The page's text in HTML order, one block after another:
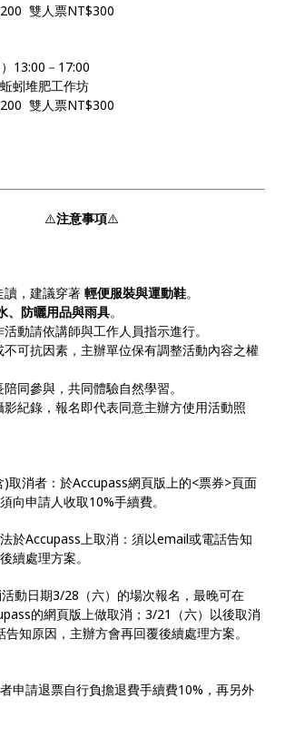
雙人票NT$300
13:00－17:00
蚓堆肥工作坊
雙人票NT$300
⚠️注意事項⚠️
讀，建議穿著輕便服裝與運動鞋。
、防曬用品與雨具。
動請依講師與工作人員指示進行。
可抗因素，主辦單位保有調整活動內容之權
同參與，共同體驗自然學習。
紀錄，報名即代表同意主辦方使用活動照
取消者：於Accupass網頁版上的<票券>頁面
向申請人收取10%手續費。
於Accupass上取消：須以email或電話告知
續處理方案。
動日期3/28（六）的場次報名，最晚可在
的網頁版上做取消；3/21（六）以後取消
知原因，主辦方會再回覆後續處理方案。
申請退票自行負擔退費手續費10%，再另外